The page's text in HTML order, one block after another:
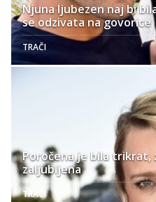
Njuna ljubezen naj bi
se odzivata na govorice
TRAČI
Poročena je bila trikrat,
zaljubljena
TRAČI